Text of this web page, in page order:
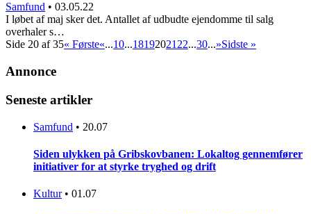
Samfund • 03.05.22
I løbet af maj sker det. Antallet af udbudte ejendomme til salg
overhaler s…
Side 20 af 35« Første«...10...18192021 22...30...»Sidste »
Annonce
Seneste artikler
Samfund • 20.07
Siden ulykken på Gribskovbanen: Lokaltog gennemfører
initiativer for at styrke tryghed og drift
Kultur • 01.07